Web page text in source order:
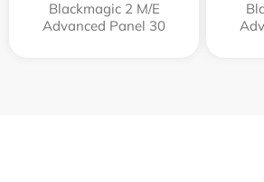
Blackmagic 2 M/E
Advanced Panel 30